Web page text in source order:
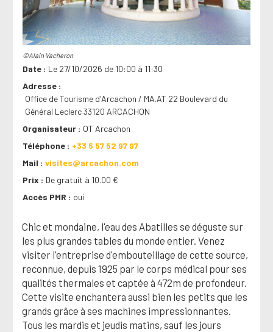
©Alain Vacheron
Date
Le 27/10/2026 de 10:00 à 11:30
Adresse
Office de Tourisme d'Arcachon / MA.AT 22 Boulevard du
Général Leclerc 33120 ARCACHON
Organisateur
OT Arcachon
Téléphone
+33 5 57 52 97 97
Mail
visites@arcachon.com
Prix
De gratuit à 10.00 €
Accès PMR
oui
Chic et mondaine, l'eau des Abatilles se déguste sur
les plus grandes tables du monde entier. Venez
visiter l'entreprise d'embouteillage de cette source,
reconnue, depuis 1925 par le corps médical pour ses
qualités thermales et captée à 472m de profondeur.
Cette visite enchantera aussi bien les petits que les
grands grâce à ses machines impressionnantes.
Tous les mardis et jeudis matins, sauf les jours